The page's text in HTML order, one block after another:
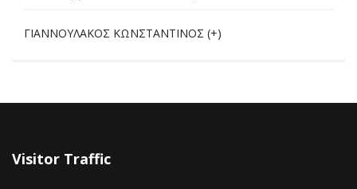
ΓΙΑΝΝΟΥΛΑΚΟΣ ΚΩΝΣΤΑΝΤΙΝΟΣ (+)
Visitor Traffic